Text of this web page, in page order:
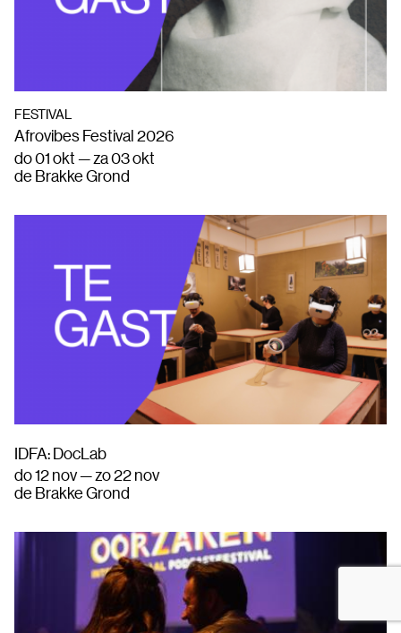
FESTIVAL
Afrovibes Festival 2026
do 01 okt — za 03 okt
de Brakke Grond
IDFA: DocLab
do 12 nov — zo 22 nov
de Brakke Grond